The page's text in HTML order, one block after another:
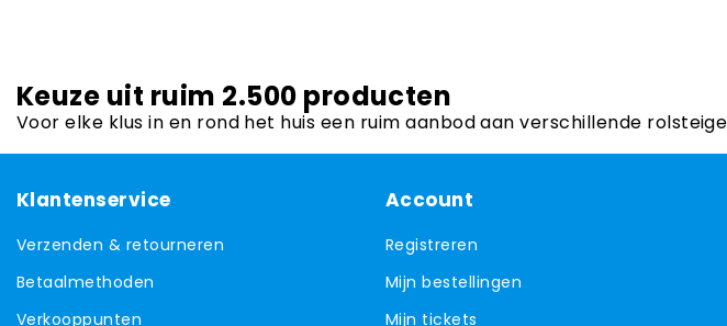
Keuze uit ruim 2.500 producten
Voor elke klus in en rond het huis een ruim aanbod aan verschillende
Klantenservice
Verzenden & retourneren
Betaalmethoden
Verkooppunten
Account
Registreren
Mijn bestellingen
Mijn tickets